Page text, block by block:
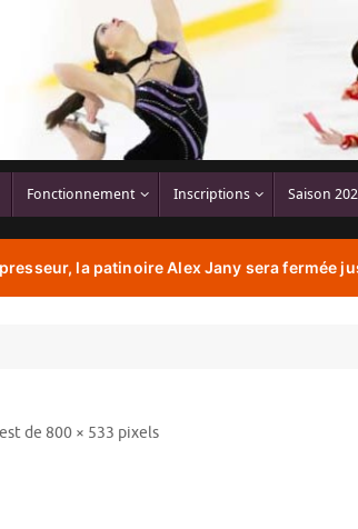
Fonctionnement Inscriptions Saison
la patinoire Alex Jany sera fermée
de800 × 533 pixels